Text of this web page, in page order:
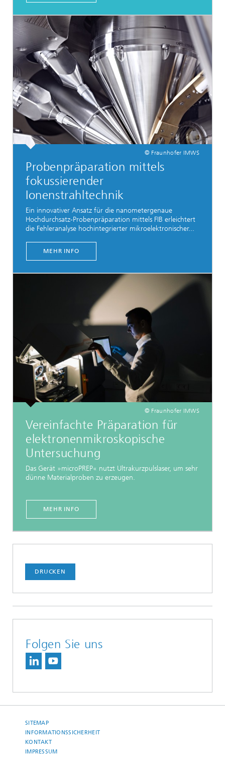
© Fraunhofer IMWS
Probenpräparation mittels
fokussierender
Ionenstrahltechnik
Ein innovativer Ansatz für die nanometergenaue
Hochdurchsatz-Probenpräparation mittels FIB erleichtert
die Fehleranalyse hochintegrierter mikroelektronischer...
MEHR INFO
© Fraunhofer IMWS
Vereinfachte Präparation für
elektronenmikroskopische
Untersuchung
Das Gerät »microPREP« nutzt Ultrakurzpulslaser, um sehr
dünne Materialproben zu erzeugen.
MEHR INFO
DRUCKEN
Folgen Sie uns
SITEMAP
INFORMATIONSSICHERHEIT
KONTAKT
IMPRESSUM